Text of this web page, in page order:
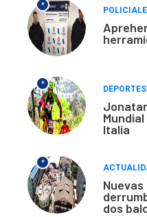
*
*
DEPORTES
Italia
*
dos